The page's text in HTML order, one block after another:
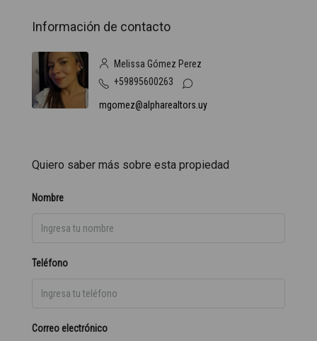
Información de contacto
Melissa Gómez Perez
+59895600263
mgomez@alpharealtors.uy
Quiero saber más sobre esta propiedad
Nombre
Teléfono
Correo electrónico